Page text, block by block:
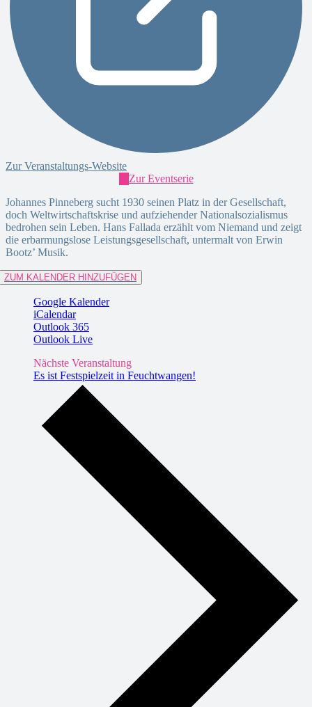
Zur Veranstaltungs-Website
Zur Eventserie
Johannes Pinneberg sucht 1930 seinen Platz in der Gesellschaft,
doch Weltwirtschaftskrise und aufziehender Nationalsozialismus
bedrohen sein Leben. Hans Fallada erzählt vom Niemand und zeigt
die erbarmungslose Leistungsgesellschaft, untermalt von Erwin
Bootz’ Musik.
ZUM KALENDER HINZUFÜGEN
Google Kalender
iCalendar
Outlook 365
Outlook Live
Nächste Veranstaltung
Es ist Festspielzeit in Feuchtwangen!